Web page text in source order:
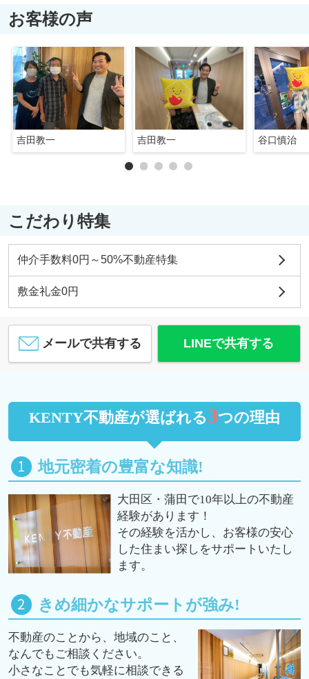
お客様の声
吉田教一 吉田教一 谷口慎治
こだわり特集
仲介手数料0円～50%不動産特集
敷金礼金0円
メールで共有する LINEで共有する
KENTY不動産が選ばれる3つの理由
地元密着の豊富な知識!
大田区・蒲田で10年以上の不動産
経験があります！
その経験を活かし、お客様の安心
した住まい探しをサポートいたし
ます。
きめ細かなサポートが強み!
不動産のことから、地域のこと、
なんでもご相談ください。
小さなことでも気軽に相談できる